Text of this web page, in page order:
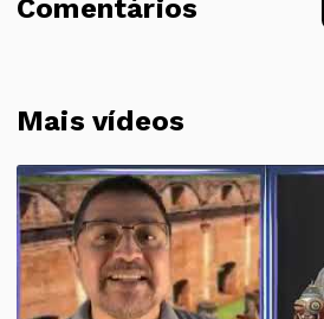
Mais vídeos
Comentários